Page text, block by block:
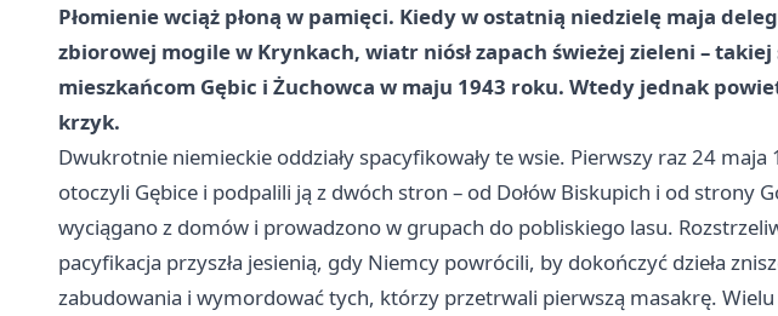
Płomienie wciąż płoną w pamięci. Kiedy w ostatnią niedzielę maja
zbiorowej mogile w Krynkach, wiatr niósł zapach świeżej zieleni – takiej
mieszkańcom Gębic i Żuchowca w maju 1943 roku. Wtedy jednak
krzyk.
Dwukrotnie niemieckie oddziały spacyfikowały te wsie. Pierwszy raz 24
otoczyli Gębice i podpalili ją z dwóch stron – od Dołów Biskupich i od strony
wyciągano z domów i prowadzono w grupach do pobliskiego lasu.
pacyfikacja przyszła jesienią, gdy Niemcy powrócili, by dokończyć dzieła
zabudowania i wymordować tych, którzy przetrwali pierwszą masakrę. Wielu